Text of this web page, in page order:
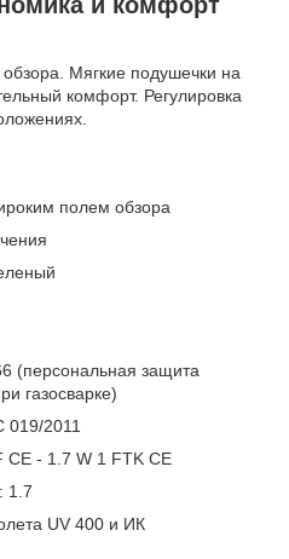
Мягкие подушечки на
комфорт. Регулировка
полем обзора
(персональная защита
газосварке)
019/2011
CE - 1.7 W 1 FTK CE
1.7
UV 400 и ИК